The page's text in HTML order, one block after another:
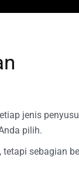
jenis
pilih.
sebagian